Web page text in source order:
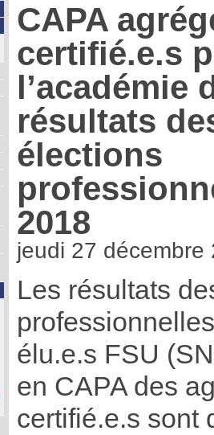
CAPA
certifié.e.s
l’académie
résultats
élections
2018
jeudi 27 décembre
Les résultats
élu.e.s FSU
en CAPA des
certifié.e.s sont